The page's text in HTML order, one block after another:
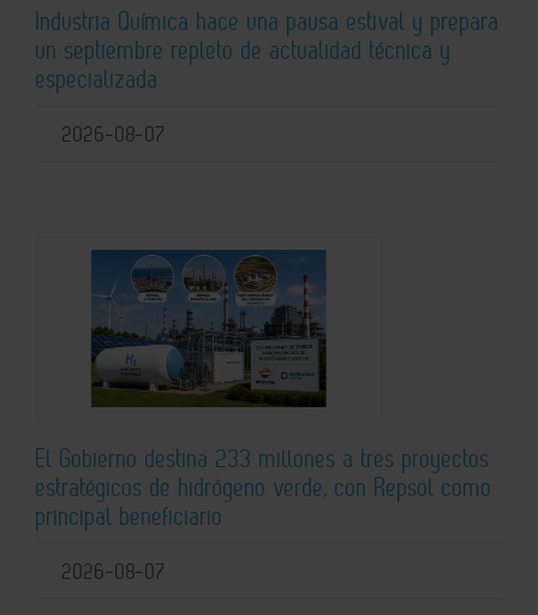
Industria Química hace una pausa estival y prepara
un septiembre repleto de actualidad técnica y
especializada
2026-08-07
El Gobierno destina 233 millones a tres proyectos
estratégicos de hidrógeno verde, con Repsol como
principal beneficiario
2026-08-07